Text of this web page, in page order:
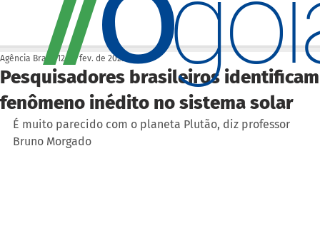
Pesquisadores brasileiros identificam
fenômeno inédito no sistema solar
Agência Brasil 12 de fev. de 2023
É muito parecido com o planeta Plutão, diz professor
Bruno Morgado